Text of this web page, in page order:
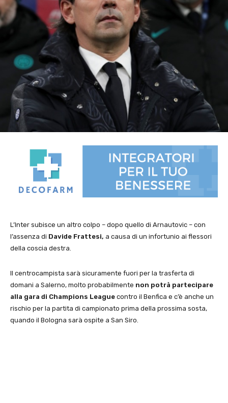
L’Inter subisce un altro colpo – dopo quello di Arnautovic – con
l’assenza di Davide Frattesi, a causa di un infortunio ai flessori
della coscia destra.
Il centrocampista sarà sicuramente fuori per la trasferta di
domani a Salerno, molto probabilmente non potrà partecipare
alla gara di Champions League contro il Benfica e c’è anche un
rischio per la partita di campionato prima della prossima sosta,
quando il Bologna sarà ospite a San Siro.